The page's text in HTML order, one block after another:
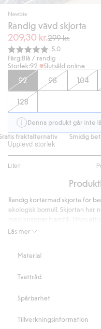
Newbie
Randig vävd skjorta
209,30 kr.299 kr.
Snittbetyg:
5.0
Färg:Blå / randig
Storlek:92 Slutsåld online
92 98 104
128
Denna produkt går inte
fraktalternativ
Smidig
Upplevd storlek
Liten
utav
4
betyg
Läs mer
Randig kortärmad skjorta för
ekologisk bomull. Skjortan har
syskon.
Innehåller 100% ekologisk
Organic cotton- GOTS
Material
Tvättråd
Spårbarhet
Tillverkningsinformation